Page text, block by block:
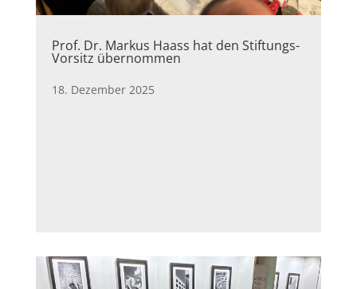
Prof. Dr. Markus Haass hat den Stiftungs-
Vorsitz übernommen
18. Dezember 2025